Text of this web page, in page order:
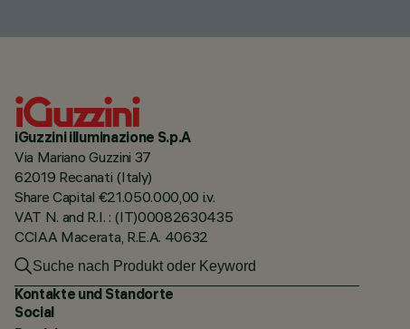
iGuzzini illuminazione S.p.A
Via Mariano Guzzini 37
62019 Recanati (Italy)
Share Capital €21.050.000,00 i.v.
VAT N. and R.I. : (IT)00082630435
CCIAA Macerata, R.E.A. 40632
Kontakte und Standorte
Social